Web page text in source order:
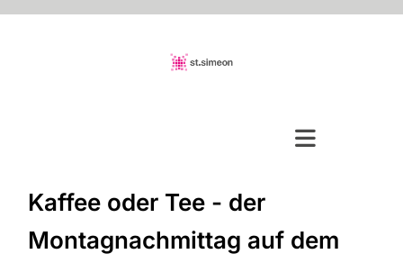
Kaffee oder Tee - der
Montagnachmittag auf dem